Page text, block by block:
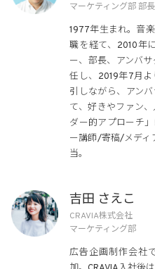
マーケティング部 部
1977年生まれ。音
職を経て、2010年
ー、部長、アンバ
任し、2019年7月
引しながら、アン
て、好きやファン
ダー的アプローチ
ー講師/寄稿/メディ
当。
吉田 さえこ
CRAVIA株式会社
マーケティング部
広告企画制作会社